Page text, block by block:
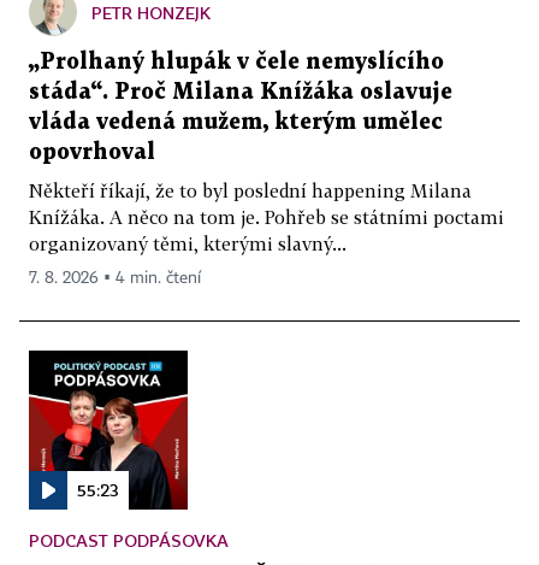
PETR HONZEJK
„Prolhaný hlupák v čele nemyslícího
stáda“. Proč Milana Knížáka oslavuje
vláda vedená mužem, kterým umělec
opovrhoval
Někteří říkají, že to byl poslední happening Milana
Knížáka. A něco na tom je. Pohřeb se státními poctami
organizovaný těmi, kterými slavný...
7. 8. 2026 ▪ 4 min. čtení
55:23
PODCAST PODPÁSOVKA